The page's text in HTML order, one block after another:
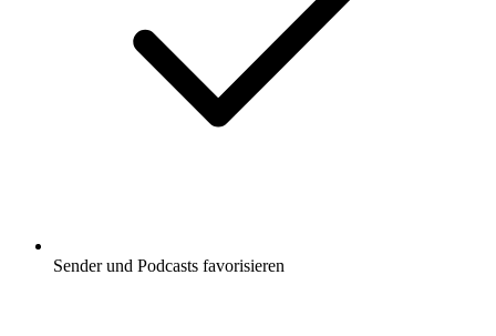
Sender und Podcasts favorisieren